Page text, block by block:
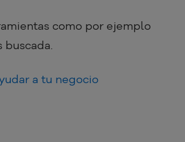
como por ejemplo
buscada.
a tu negocio